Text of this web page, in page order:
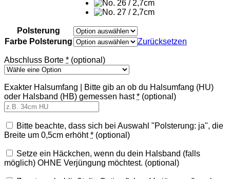
Polsterung
Farbe Polsterung
Zurücksetzen
Abschluss Borte * (optional)
Exakter Halsumfang | Bitte gib an ob du Halsumfang (HU)
oder Halsband (HB) gemessen hast* (optional)
Bitte beachte, dass sich bei Auswahl "Polsterung: ja", die
Breite um 0,5cm erhöht* (optional)
Setze ein Häckchen, wenn du dein Halsband (falls
möglich) OHNE Verjüngung möchtest. (optional)